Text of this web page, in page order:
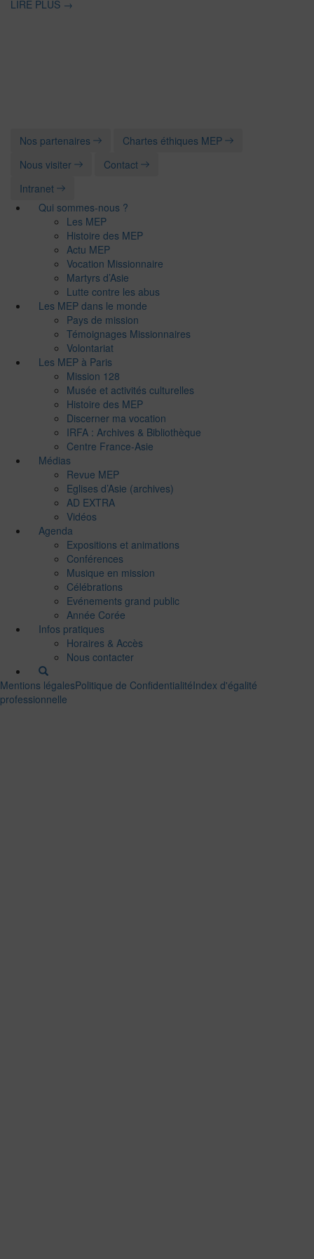
LIRE PLUS →
Nos partenaires
Chartes éthiques MEP
Nous visiter
Contact
Intranet
Qui sommes-nous ?
Les MEP
Histoire des MEP
Actu MEP
Vocation Missionnaire
Martyrs d’Asie
Lutte contre les abus
Les MEP dans le monde
Pays de mission
Témoignages Missionnaires
Volontariat
Les MEP à Paris
Mission 128
Musée et activités culturelles
Histoire des MEP
Discerner ma vocation
IRFA : Archives & Bibliothèque
Centre France-Asie
Médias
Revue MEP
Eglises d’Asie (archives)
AD EXTRA
Vidéos
Agenda
Expositions et animations
Conférences
Musique en mission
Célébrations
Evénements grand public
Année Corée
Infos pratiques
Horaires & Accès
Nous contacter
Mentions légalesPolitique de ConfidentialitéIndex d'égalité
professionnelle